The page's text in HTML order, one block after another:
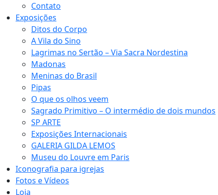
Contato
Exposições
Ditos do Corpo
A Vila do Sino
Lagrimas no Sertão – Via Sacra Nordestina
Madonas
Meninas do Brasil
Pipas
O que os olhos veem
Sagrado Primitivo – O intermédio de dois mundos
SP ARTE
Exposições Internacionais
GALERIA GILDA LEMOS
Museu do Louvre em Paris
Iconografia para igrejas
Fotos e Vídeos
Loja